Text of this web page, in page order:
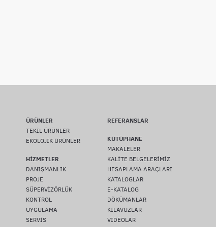
ÜRÜNLER
TEKİL ÜRÜNLER
EKOLOJİK ÜRÜNLER
HİZMETLER
DANIŞMANLIK
PROJE
SÜPERVİZÖRLÜK
KONTROL
UYGULAMA
SERVİS
REFERANSLAR
KÜTÜPHANE
MAKALELER
KALİTE BELGELERİMİZ
HESAPLAMA ARAÇLARI
KATALOGLAR
E-KATALOG
DÖKÜMANLAR
KILAVUZLAR
VİDEOLAR